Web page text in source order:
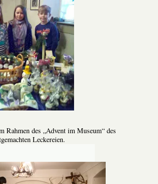
Rahmen des „Advent im Museum“ des
Leckereien.